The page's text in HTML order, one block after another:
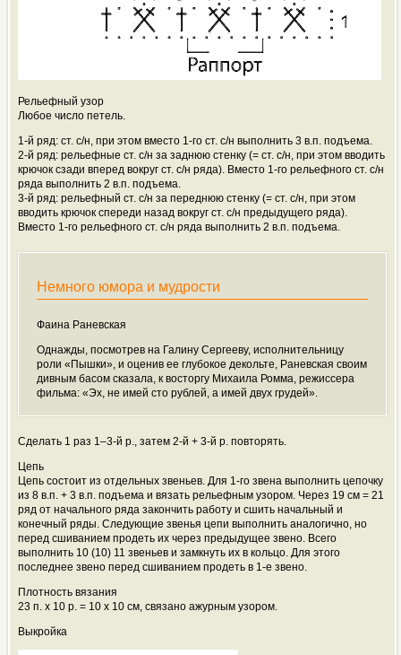
Рельефный узор
Любое число петель.
1-й ряд: ст. с/н, при этом вместо 1-го ст. с/н выполнить 3 в.п. подъема.
2-й ряд: рельефные ст. с/н за заднюю стенку (= ст. с/н, при этом вводить
крючок сзади вперед вокруг ст. с/н ряда). Вместо 1-го рельефного ст. с/н
ряда выполнить 2 в.п. подъема.
3-й ряд: рельефный ст. с/н за переднюю стенку (= ст. с/н, при этом
вводить крючок спереди назад вокруг ст. с/н предыдущего ряда).
Вместо 1-го рельефного ст. с/н ряда выполнить 2 в.п. подъема.
Немного юмора и мудрости
Фаина Раневская
Однажды, посмотрев на Галину Сергееву, исполнительницу
роли «Пышки», и оценив ее глубокое декольте, Раневская своим
дивным басом сказала, к восторгу Михаила Ромма, режиссера
фильма: «Эх, не имей сто рублей, а имей двух грудей».
Сделать 1 раз 1–3-й р., затем 2-й + 3-й р. повторять.
Цепь
Цепь состоит из отдельных звеньев. Для 1-го звена выполнить цепочку
из 8 в.п. + 3 в.п. подъема и вязать рельефным узором. Через 19 см = 21
ряд от начального ряда закончить работу и сшить начальный и
конечный ряды. Следующие звенья цепи выполнить аналогично, но
перед сшиванием продеть их через предыдущее звено. Всего
выполнить 10 (10) 11 звеньев и замкнуть их в кольцо. Для этого
последнее звено перед сшиванием продеть в 1-е звено.
Плотность вязания
23 п. х 10 р. = 10 x 10 см, связано ажурным узором.
Выкройка